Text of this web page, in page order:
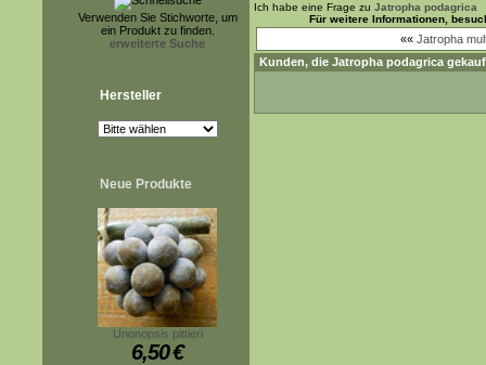
Verwenden Sie Stichworte, um
ein Produkt zu finden.
erweiterte Suche
Hersteller
Neue Produkte
Unonopsis pittieri
6,50€
Ich habe eine Frage zu Jatropha podagrica
Für weitere Informationen,
«« Jatropha
Kunden, die Jatropha podagrica